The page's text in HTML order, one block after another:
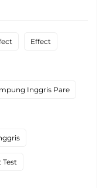
Effect
Inggris Pare
Test